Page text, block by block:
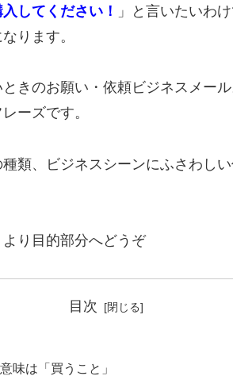
入してください！
」と言いたいわ
ります。
きのお願い・依頼ビジネスメー
ーズです。
類、ビジネスシーンにふさわし
り目的部分へどうぞ
目次
味は「買うこと」